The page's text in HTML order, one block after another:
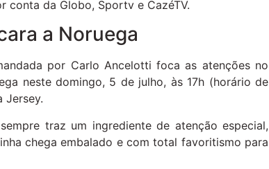
conta da Globo, Sportv e CazéTV.
a Noruega
por Carlo Ancelotti foca as atenções no
neste domingo, 5 de julho, às 17h (horário de
Jersey.
traz um ingrediente de atenção especial,
chega embalado e com total favoritismo para